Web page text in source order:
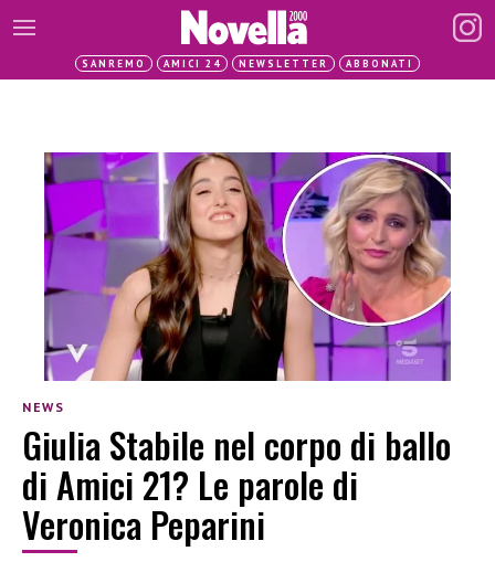
SANREMO AMICI 24 NEWSLETTER ABBONATI
NEWS
Giulia Stabile nel corpo di ballo
di Amici 21? Le parole di
Veronica Peparini